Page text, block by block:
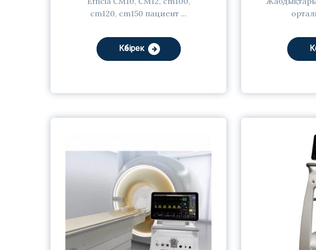
cm120, cm150 пациент ...
Көбірек